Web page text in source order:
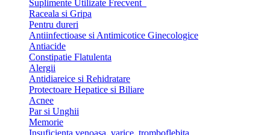
Suplimente Utilizate Frecvent
Raceala si Gripa
Pentru dureri
Antiinfectioase si Antimicotice Ginecologice
Antiacide
Constipatie Flatulenta
Alergii
Antidiareice si Rehidratare
Protectoare Hepatice si Biliare
Acnee
Par si Unghii
Memorie
Insuficienta venoasa, varice, tromboflebita